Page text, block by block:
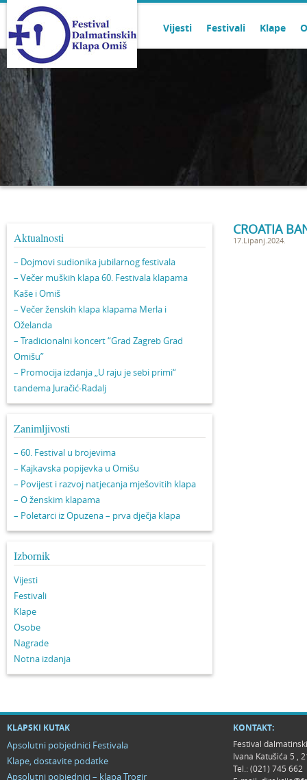
Vijesti Festivali Klape
Aktualnosti
– Dojmovi sudionika jubilarnog festivala
– Večer muških klapa 60. Festivala klapama
Kaše i Omiš
– Večer ženskih klapa klapama Merla i
Oželanda
– Tradicionalni koncert “Grad Zagreb Grad
Omišu”
– Promocija izdanja „U raju je sebi primi“
tandema Juračić-Radalj
Zanimljivosti
– 60. Festival u brojevima
– Kajkavska popijevka u Omišu
– Povijest i razvoj natjecanja mješovitih klapa
– O ženskim klapama
– Poletarci iz Opuzena – prva dječja klapa
Izbornik
Vijesti
Festivali
Klape
Osobe
Nagrade
Notna izdanja
CROATIA
17.Lipanj.2024.
KLAPSKI KUTAK
Apsolutni pobjednici Festivala
Klape, dostavite podatke
Apsolutni pobjednici – klapa Trogir
KONTAKT:
Festival
Ivana Katušića 5 ,
Tel.: (021) 745 662